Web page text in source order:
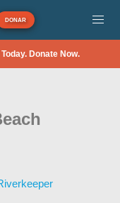
DONAR
Donate Now.